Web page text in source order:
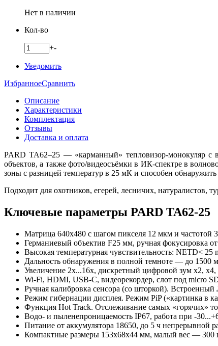
Нет в наличии
Кол-во
+-
Уведомить
ИзбранноеСравнить
Описание
Характеристики
Комплектация
Отзывы
Доставка и оплата
PARD TA62–25 — «карманный» тепловизор-монокуляр с
объектов, а также фото/видеосъёмки в ИК-спектре в
зоны с разницей температур в 25 мК и способен
Подходит для охотников, егерей, лесничих,
Ключевые параметры PARD TA62-25
Матрица 640x480 с шагом пикселя 12 мкм и частотой
Германиевый объектив F25 мм, ручная фокусировка
Высокая температурная чувствительность: NETD< 25
Дальность обнаружения в полной темноте — до 1500
Увеличение 2x...16x, дискретный цифровой зум x2, x4,
Wi-Fi, HDMI, USB-C, видеорекордер, слот под micro
Ручная калибровка сенсора (со шторкой).
Режим гибернации дисплея. Режим PiP («картинка в
Функция Hot Track. Отслеживание самых «горячих»
Водо- и пыленепроницаемость IP67, работа при -
Питание от аккумулятора 18650, до 5 ч непрерывной
Компактные размеры 153x68x44 мм, малый вес — 300 г